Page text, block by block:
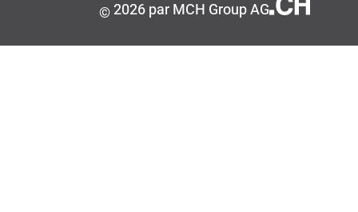
©2026 par MCH Group AG